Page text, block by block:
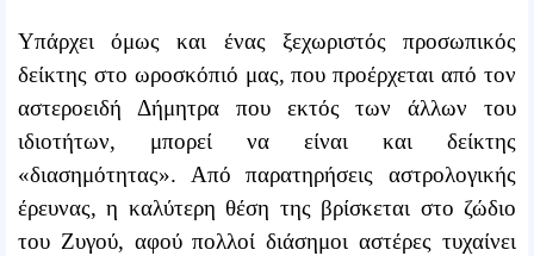
Υπάρχει όμως και ένας ξεχωριστός προσωπικός
δείκτης στο ωροσκόπιό μας, που προέρχεται από τον
αστεροειδή Δήμητρα που εκτός των άλλων του
ιδιοτήτων, μπορεί να είναι και δείκτης
«διασημότητας». Από παρατηρήσεις αστρολογικής
έρευνας, η καλύτερη θέση της βρίσκεται στο ζώδιο
του Ζυγού, αφού πολλοί διάσημοι αστέρες τυχαίνει